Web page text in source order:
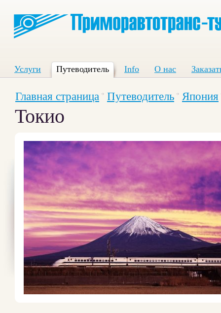
Услуги Путеводитель Info О нас
Главная страница Путеводитель Япония
Токио